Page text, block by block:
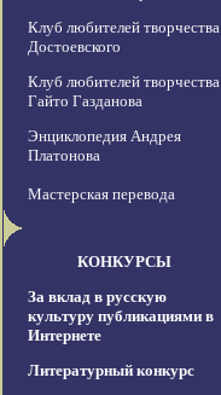
Клуб любителей творчества
Достоевского
Клуб любителей творчества
Гайто Газданова
Энциклопедия Андрея
Платонова
Мастерская перевода
КОНКУРСЫ
За вклад в русскую
культуру публикациями в
Интернете
Литературный конкурс